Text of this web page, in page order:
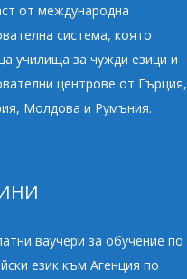
от международна
система, която
училища за чужди езици и
центрове от Гърция,
Молдова и Румъния.
ваучери за обучение по
език към Агенция по